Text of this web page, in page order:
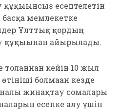
есептелетін
мемлекетке
Ұлттық қордың
құқығынан айырылады.
кейін 10 жыл
болмаған кезде
жинақтау сомалары
есепке алу үшін